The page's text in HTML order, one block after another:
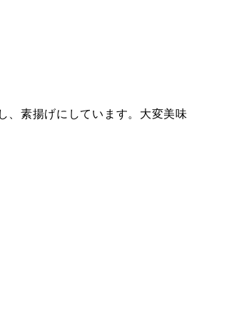
素揚げにしています。大変美味